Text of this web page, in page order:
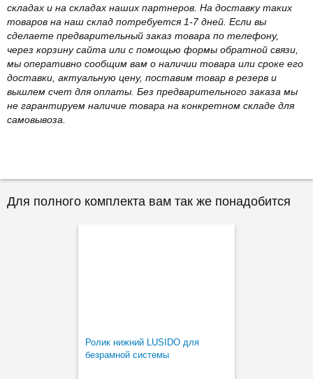
складах и на складах наших партнеров. На доставку таких
товаров на наш склад потребуется 1-7 дней. Если вы
сделаете предварительный заказ товара по телефону,
через корзину сайта или с помощью формы обратной связи,
мы оперативно сообщим вам о наличии товара или сроке его
доставки, актуальную цену, поставим товар в резерв и
вышлем счет для оплаты. Без предварительного заказа мы
не гарантируем наличие товара на конкретном складе для
самовывоза.
Для полного комплекта вам так же понадобится
Ролик нижний LUSIDO для
безрамной системы